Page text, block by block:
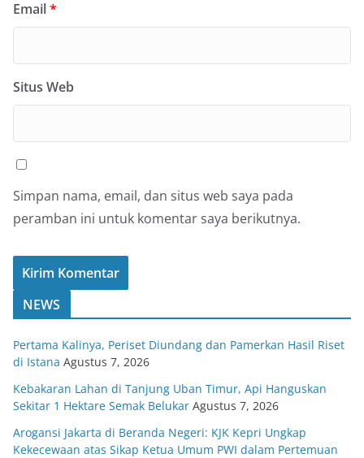
Email*
Situs Web
Simpan nama, email, dan situs web saya pada
peramban ini untuk komentar saya berikutnya.
NEWS
Pertama Kalinya, Periset Diundang dan Pamerkan Hasil Riset
di Istana Agustus 7, 2026
Kebakaran Lahan di Tanjung Uban Timur, Api Hanguskan
Sekitar 1 Hektare Semak Belukar Agustus 7, 2026
Arogansi Jakarta di Beranda Negeri: KJK Kepri Ungkap
Kekecewaan atas Sikap Ketua Umum PWI dalam Pertemuan